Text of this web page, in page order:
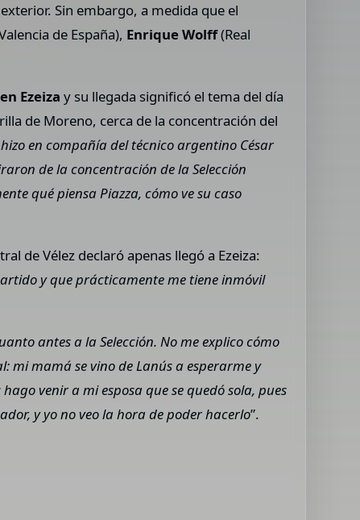
Sin embargo, a medida que el
de España), Enrique Wolff(Real
Ezeizay su llegada significó el tema del día
de Moreno, cerca de la concentración del
en compañía del técnico argentino César
de la concentración de la Selección
qué piensa Piazza, cómo ve su caso
de Vélez declaró apenas llegó a Ezeiza:
y que prácticamente me tiene inmóvil
antes a la Selección. No me explico cómo
mi mamá se vino de Lanús a esperarme y
venir a mi esposa que se quedó sola, pues
y yo no veo la hora de poder hacerlo”.